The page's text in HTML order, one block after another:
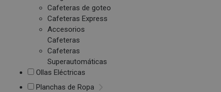
Cafeteras de goteo
Cafeteras Express
Accesorios
Cafeteras
Cafeteras
Superautomáticas
Ollas Eléctricas
Planchas de Ropa